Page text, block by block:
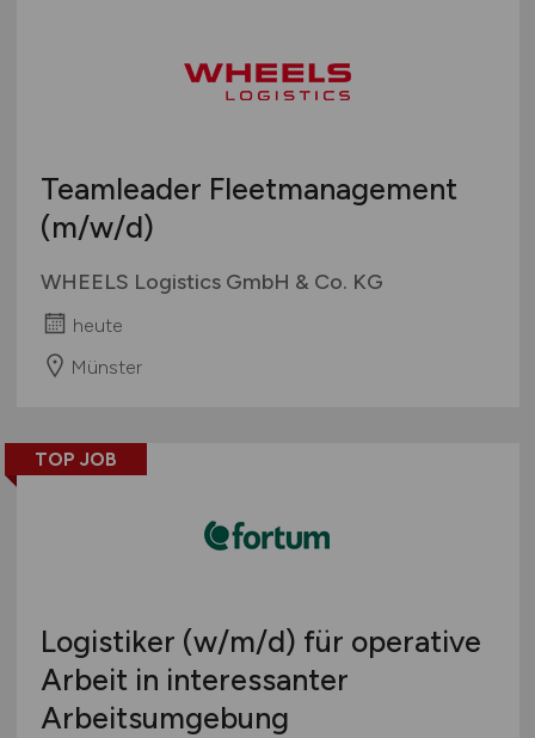
Teamleader Fleetmanagement
(m/w/d)
WHEELS Logistics GmbH & Co. KG
heute
Münster
TOP JOB
Logistiker (w/m/d) für operative
Arbeit in interessanter
Arbeitsumgebung